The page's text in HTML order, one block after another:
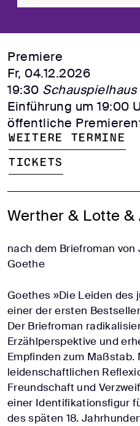
Premiere
Fr, 04.12.2026
19:30 Schauspielhaus
Einführung um 19:00
öffentliche
Weitere Termine
Tickets
Werther & Lotte &
nach dem Briefroman von
Goethe
Goethes »Die Leiden des
einer der ersten
Der Briefroman
Erzählperspektive und
Empfinden zum Maßstab.
leidenschaftlichen
Freundschaft und
einer Identifikationsfigur
des späten 18.